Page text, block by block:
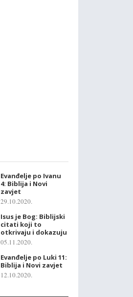
Evanđelje po Ivanu
4: Biblija i Novi
zavjet
29.10.2020.
Isus je Bog: Biblijski
citati koji to
otkrivaju i dokazuju
05.11.2020.
Evanđelje po Luki 11:
Biblija i Novi zavjet
12.10.2020.